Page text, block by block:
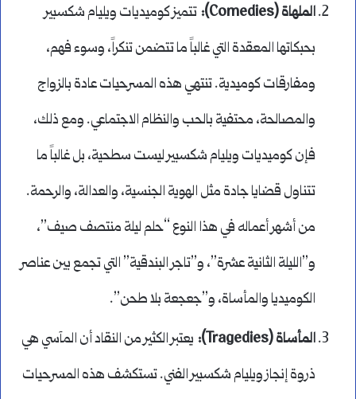
الملهاة (Comedies):
تتميز كوميديات ويليام شكسبير
بحبكاتها المعقدة التي غالباً ما تتضمن تنكراً، وسوء فهم،
ومفارقات كوميدية. تنتهي هذه المسرحيات عادة بالزواج
والمصالحة، محتفية بالحب والنظام الاجتماعي. ومع ذلك،
فإن كوميديات ويليام شكسبير ليست سطحية، بل غالباً ما
تتناول قضايا جادة مثل الهوية الجنسية، والعدالة، والرحمة.
من أشهر أعماله في هذا النوع “حلم ليلة منتصف صيف”،
و”الليلة الثانية عشرة”، و”تاجر البندقية” التي تجمع بين عناصر
الكوميديا والمأساة، و”جعجعة بلا طحن”.
المأساة (Tragedies):
يعتبر الكثير من النقاد أن المآسي هي
ذروة إنجاز ويليام شكسبير الفني. تستكشف هذه المسرحيات